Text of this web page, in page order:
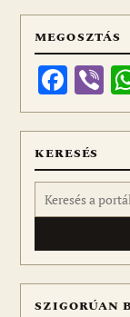
MEGOSZTÁS
KERESÉS
Keresés:
SZIGORÚAN